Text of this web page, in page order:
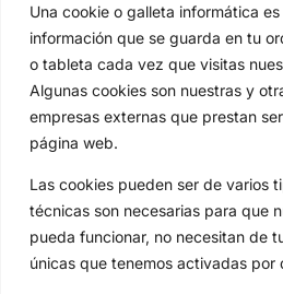
Una cookie o galleta informática
información que se guarda en tu
o tableta cada vez que visitas
Algunas cookies son nuestras y
empresas externas que prestan
página web.
Las cookies pueden ser de varios
técnicas son necesarias para que
pueda funcionar, no necesitan de
únicas que tenemos activadas por
Categorias
Inicio
Actualidad
Amateurs
Circuitos
Compañía
Aviso Legal
Política de Privacidad